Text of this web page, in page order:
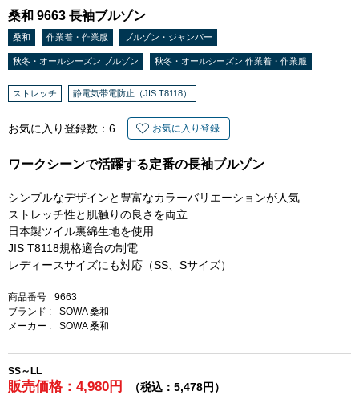
桑和 9663 長袖ブルゾン
桑和 作業着・作業服 ブルゾン・ジャンパー
秋冬・オールシーズン ブルゾン 秋冬・オールシーズン 作業着・作業服
ストレッチ 静電気帯電防止（JIS T8118）
お気に入り登録数： 6 お気に入り登録
ワークシーンで活躍する定番の長袖ブルゾン
シンプルなデザインと豊富なカラーバリエーションが人気
ストレッチ性と肌触りの良さを両立
日本製ツイル裏綿生地を使用
JIS T8118規格適合の制電
レディースサイズにも対応（SS、Sサイズ）
商品番号
9663
ブランド :
SOWA 桑和
メーカー :
SOWA 桑和
SS～LL
販売価格：4,980円 （税込：5,478円）